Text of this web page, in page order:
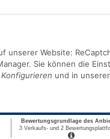
unserer Website:
Sie können die
Konfigurieren und in unserer